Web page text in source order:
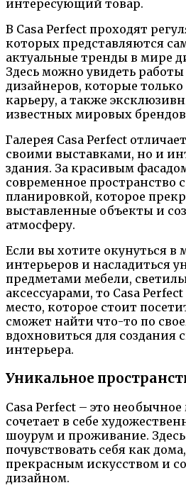
интересующий товар.
В Casa Perfect проходят
которых представляются
актуальные тренды в мире
Здесь можно увидеть
дизайнеров, которые
карьеру, а также
известных мировых
Галерея Casa Perfect
своими выставками, но и
здания. За красивым
современное пространство
планировкой, которое
выставленные объекты и
атмосферу.
Если вы хотите окунуться в
интерьеров и насладиться
предметами мебели,
аксессуарами, то Casa
место, которое стоит
сможет найти что-то по
вдохновиться для создания
интерьера.
Уникальное
Casa Perfect – это необычное
сочетает в себе
шоурум и проживание.
почувствовать себя как
прекрасным искусством и
дизайном.